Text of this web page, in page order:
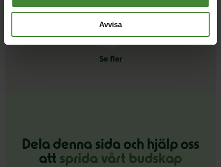
Avvisa
Se fler
Dela denna sida och hjälp oss
att sprida vårt budskap